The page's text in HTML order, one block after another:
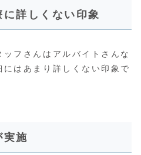
詳しくない印象
フさんはアルバイトさんな
はあまり詳しくない印象で
実施